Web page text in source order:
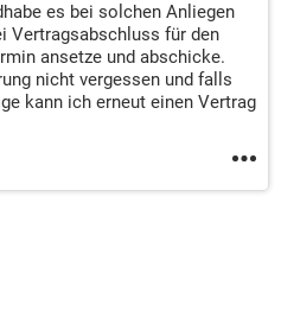
es bei solchen Anliegen
Vertragsabschluss für den
ansetze und abschicke.
nicht vergessen und falls
kann ich erneut einen Vertrag